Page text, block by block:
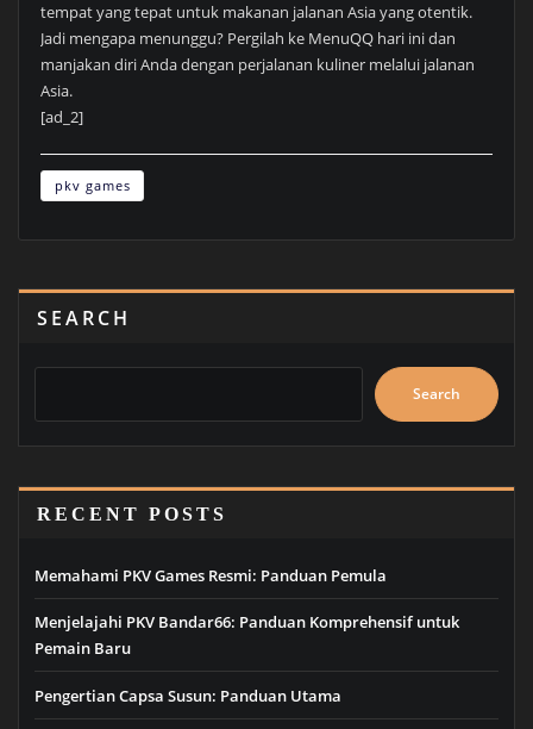
tempat yang tepat untuk makanan jalanan Asia yang otentik.
Jadi mengapa menunggu? Pergilah ke MenuQQ hari ini dan
manjakan diri Anda dengan perjalanan kuliner melalui jalanan
Asia.
[ad_2]
pkv games
SEARCH
Search
RECENT POSTS
Memahami PKV Games Resmi: Panduan Pemula
Menjelajahi PKV Bandar66: Panduan Komprehensif untuk
Pemain Baru
Pengertian Capsa Susun: Panduan Utama